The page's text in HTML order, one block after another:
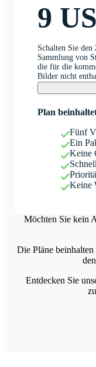
9
Schalten Sie den
Sammlung von
die für die
Bilder nicht
Plan
Fünf
Ein
Keine
Keine
Möchten Sie kein
Die Pläne beinhalten
Entdecken Sie